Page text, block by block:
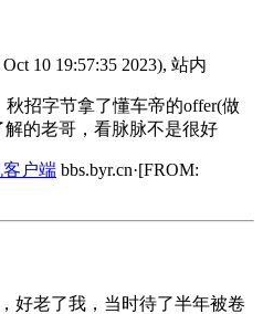
10 19:57:35 2023), 站内
招字节拿了懂车帝的offer(做
的老哥，看脉脉不是很好
户端 bbs.byr.cn·[FROM:
好老了我，当时待了半年被卷